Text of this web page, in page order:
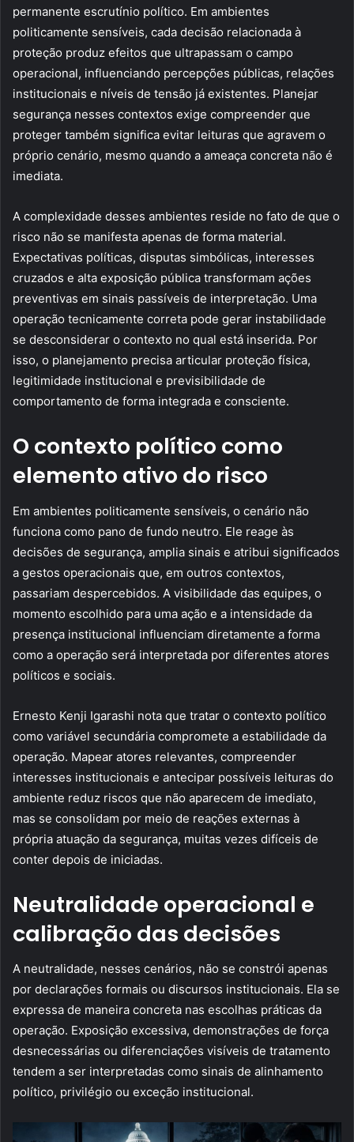
permanente escrutínio político. Em ambientes
politicamente sensíveis, cada decisão relacionada à
proteção produz efeitos que ultrapassam o campo
operacional, influenciando percepções públicas, relações
institucionais e níveis de tensão já existentes. Planejar
segurança nesses contextos exige compreender que
proteger também significa evitar leituras que agravem o
próprio cenário, mesmo quando a ameaça concreta não é
imediata.
A complexidade desses ambientes reside no fato de que o
risco não se manifesta apenas de forma material.
Expectativas políticas, disputas simbólicas, interesses
cruzados e alta exposição pública transformam ações
preventivas em sinais passíveis de interpretação. Uma
operação tecnicamente correta pode gerar instabilidade
se desconsiderar o contexto no qual está inserida. Por
isso, o planejamento precisa articular proteção física,
legitimidade institucional e previsibilidade de
comportamento de forma integrada e consciente.
O contexto político como
elemento ativo do risco
Em ambientes politicamente sensíveis, o cenário não
funciona como pano de fundo neutro. Ele reage às
decisões de segurança, amplia sinais e atribui significados
a gestos operacionais que, em outros contextos,
passariam despercebidos. A visibilidade das equipes, o
momento escolhido para uma ação e a intensidade da
presença institucional influenciam diretamente a forma
como a operação será interpretada por diferentes atores
políticos e sociais.
Ernesto Kenji Igarashi nota que tratar o contexto político
como variável secundária compromete a estabilidade da
operação. Mapear atores relevantes, compreender
interesses institucionais e antecipar possíveis leituras do
ambiente reduz riscos que não aparecem de imediato,
mas se consolidam por meio de reações externas à
própria atuação da segurança, muitas vezes difíceis de
conter depois de iniciadas.
Neutralidade operacional e
calibração das decisões
A neutralidade, nesses cenários, não se constrói apenas
por declarações formais ou discursos institucionais. Ela se
expressa de maneira concreta nas escolhas práticas da
operação. Exposição excessiva, demonstrações de força
desnecessárias ou diferenciações visíveis de tratamento
tendem a ser interpretadas como sinais de alinhamento
político, privilégio ou exceção institucional.